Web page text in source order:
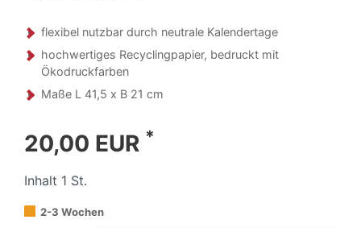
flexibel nutzbar durch neutrale Kalendertage
hochwertiges Recyclingpapier, bedruckt mit
Ökodruckfarben
Maße L 41,5 x B 21 cm
20,00 EUR *
Inhalt 1 St.
2-3 Wochen